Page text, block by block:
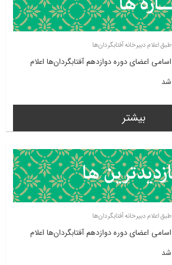
طبق اعلام دبیرخانه آفتابگردان‌ها
اسامی اعضای دوره دوازدهم آفتابگردان‌ها اعلام
شد
بیشتر
طبق اعلام دبیرخانه آفتابگردان‌ها
اسامی اعضای دوره دوازدهم آفتابگردان‌ها اعلام
شد